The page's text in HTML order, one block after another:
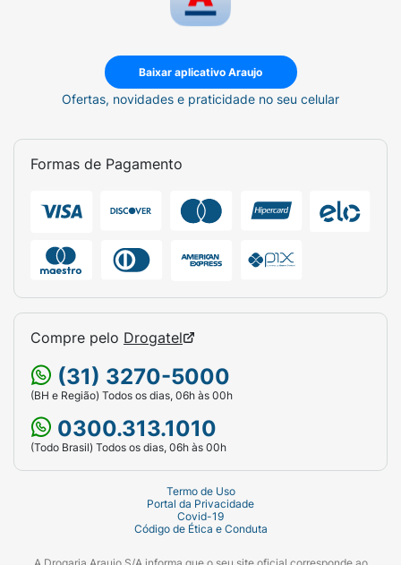
Baixar aplicativo Araujo
Ofertas, novidades e praticidade no seu celular
Formas de Pagamento
Compre pelo Drogatel
(31) 3270-5000
(BH e Região) Todos os dias, 06h às 00h
0300.313.1010
(Todo Brasil) Todos os dias, 06h às 00h
Termo de Uso
Portal da Privacidade
Covid-19
Código de Ética e Conduta